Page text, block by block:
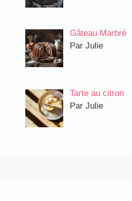
Gâteau Marbré
Par Julie
Tarte au citron
Par Julie